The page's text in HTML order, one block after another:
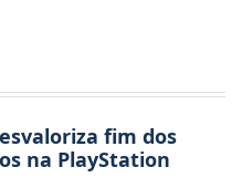
fim dos
na PlayStation